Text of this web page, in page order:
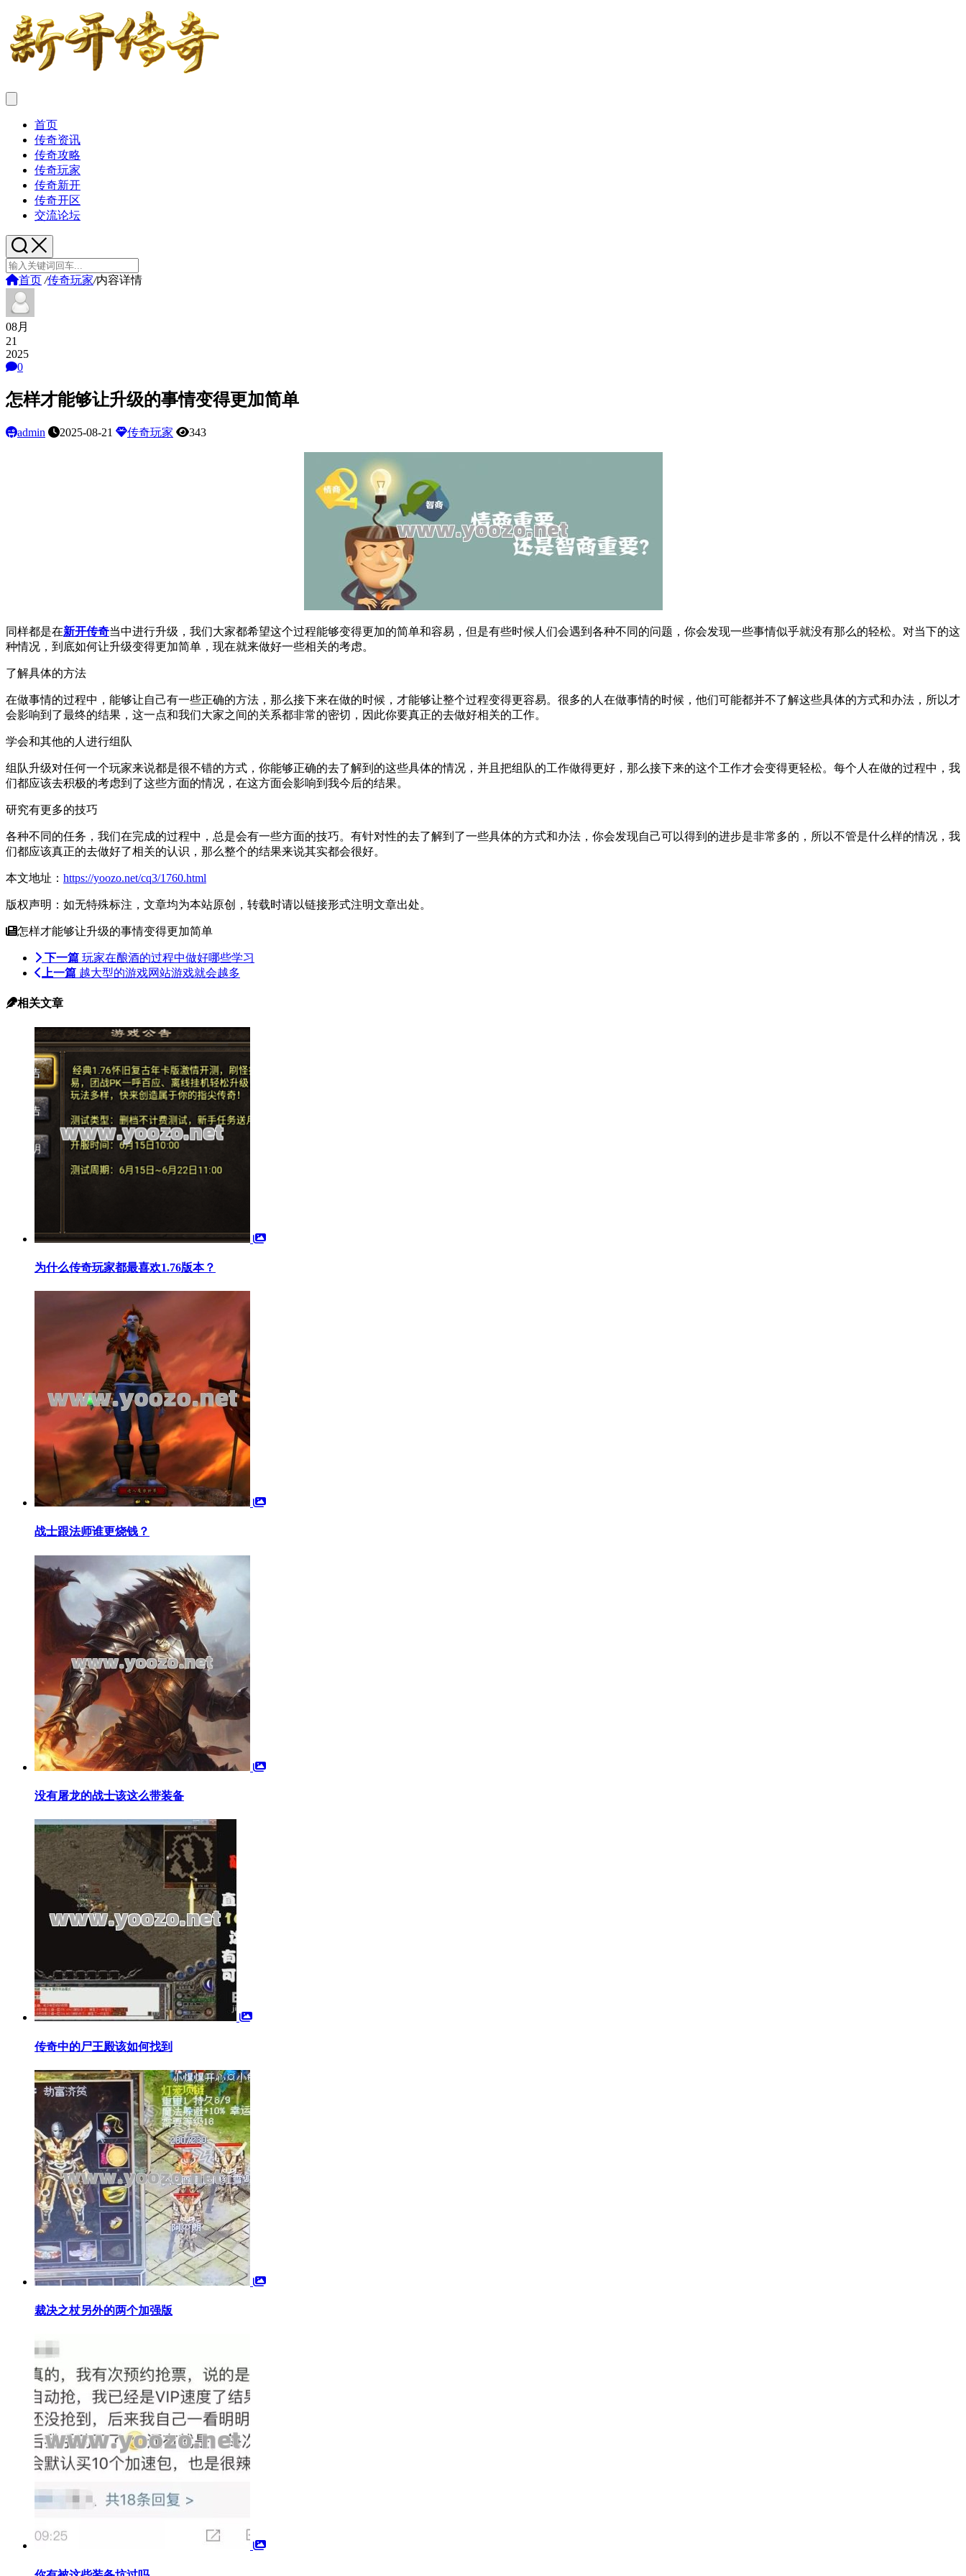
首页
传奇资讯
传奇攻略
传奇玩家
传奇新开
传奇开区
交流论坛
首页 /传奇玩家/内容详情
08月
21
2025
0
怎样才能够让升级的事情变得更加简单
admin 2025-08-21 传奇玩家 343
同样都是在新开传奇当中进行升级，我们大家都希望这个过程能够变得更加的简单和容易，但是有些时候人们会遇到各种不同的问题，你会发现一些事情似乎就没有那么的轻松。对当下的这
种情况，到底如何让升级变得更加简单，现在就来做好一些相关的考虑。
了解具体的方法
在做事情的过程中，能够让自己有一些正确的方法，那么接下来在做的时候，才能够让整个过程变得更容易。很多的人在做事情的时候，他们可能都并不了解这些具体的方式和办法，所以才
会影响到了最终的结果，这一点和我们大家之间的关系都非常的密切，因此你要真正的去做好相关的工作。
学会和其他的人进行组队
组队升级对任何一个玩家来说都是很不错的方式，你能够正确的去了解到的这些具体的情况，并且把组队的工作做得更好，那么接下来的这个工作才会变得更轻松。每个人在做的过程中，我
们都应该去积极的考虑到了这些方面的情况，在这方面会影响到我今后的结果。
研究有更多的技巧
各种不同的任务，我们在完成的过程中，总是会有一些方面的技巧。有针对性的去了解到了一些具体的方式和办法，你会发现自己可以得到的进步是非常多的，所以不管是什么样的情况，我
们都应该真正的去做好了相关的认识，那么整个的结果来说其实都会很好。
本文地址： https://yoozo.net/cq3/1760.html
版权声明：如无特殊标注，文章均为本站原创，转载时请以链接形式注明文章出处。
怎样才能够让升级的事情变得更加简单
下一篇 玩家在酿酒的过程中做好哪些学习
上一篇 越大型的游戏网站游戏就会越多
相关文章
为什么传奇玩家都最喜欢1.76版本？
战士跟法师谁更烧钱？
没有屠龙的战士该这么带装备
传奇中的尸王殿该如何找到
裁决之杖另外的两个加强版